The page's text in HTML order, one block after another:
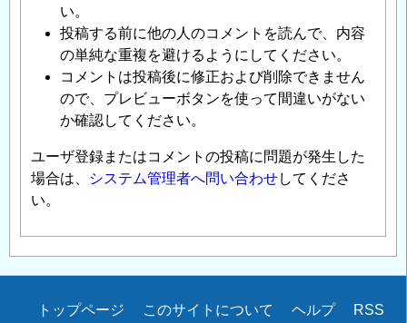
い。
投稿する前に他の人のコメントを読んで、内容
の単純な重複を避けるようにしてください。
コメントは投稿後に修正および削除できません
ので、プレビューボタンを使って間違いがない
か確認してください。
ユーザ登録またはコメントの投稿に問題が発生した
場合は、
システム管理者へ問い合わせしてくださ
い。
Secondary
トップページ このサイトについて ヘルプ RSS